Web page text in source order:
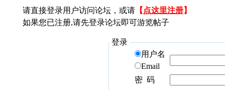
请直接登录用户访问论坛，或请 【 点这里注册】
如果您已注册,请先登录论坛即可游览帖子
登录
用户名
Email
密 码